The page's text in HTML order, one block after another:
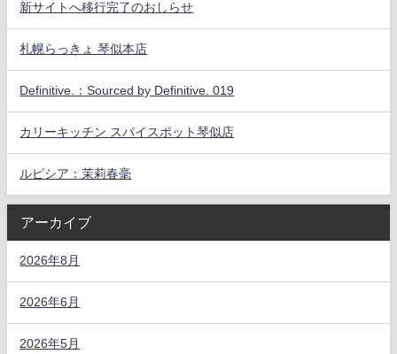
新サイトへ移行完了のおしらせ
札幌らっきょ 琴似本店
Definitive.：Sourced by Definitive. 019
カリーキッチン スパイスポット琴似店
ルピシア：茉莉春毫
アーカイブ
2026年8月
2026年6月
2026年5月